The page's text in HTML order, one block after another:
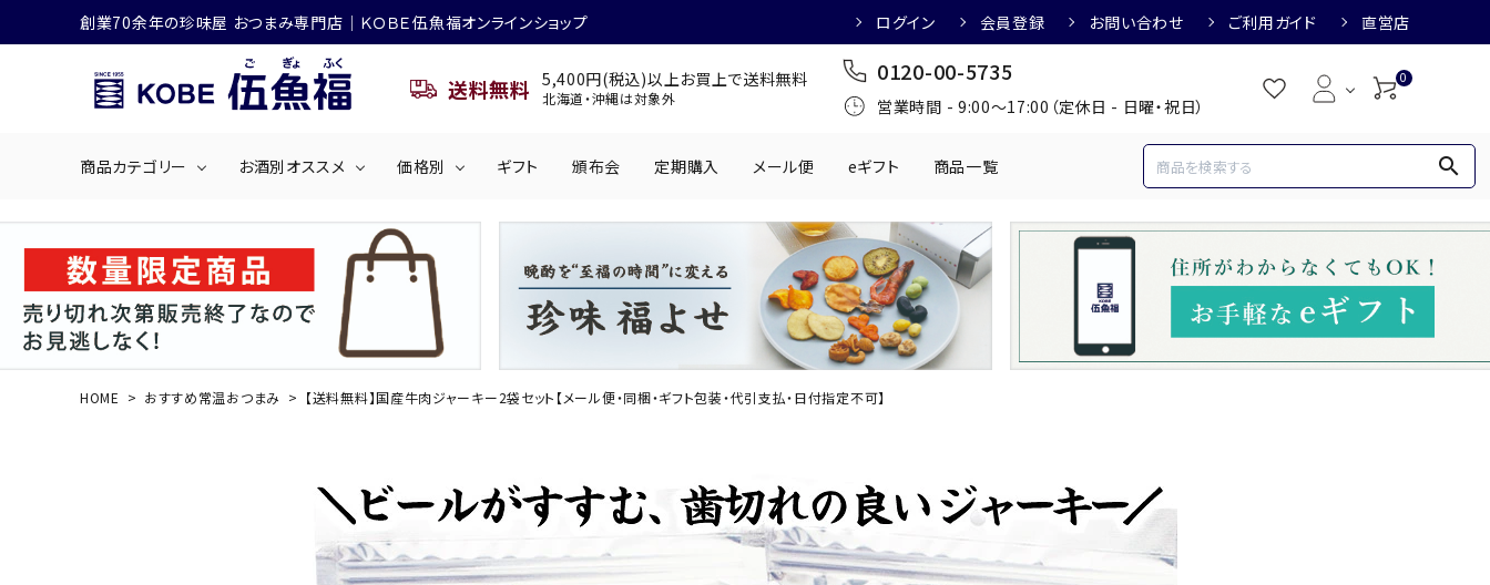
創業70余年の珍味屋 おつまみ専門店│ＫＯＢＥ伍魚福オンラインショップ ログイン 会員登録 お問い合わせ ご利用ガイド 直営店
送料無料 5,400円(税込)以上お買上で送料無料
北海道・沖縄は対象外
0120-00-5735
営業時間 - 9:00～17:00（定休日 - 日曜・祝日）
0
商品カテゴリー
くぎ煮 海産物 肉製品 乳製品 かわきもの
シリーズ 佃煮・ごはんのおとも
お酒別オススメ
ビールにおすすめ 日本酒におすすめ
価格別
501円～1,000円 1,001円～2,000円 2,001円～3,000円 3,001円～4,000円
4,001円～5,000円
ギフト 頒布会 定期購入 メール便 eギフト 商品一覧 search
search
ACCOUNT MENU
ようこそ ゲスト 様
ログイン 会員登録
HOME おすすめ常温おつまみ 【送料無料】国産牛肉ジャーキー2袋セット【メール便・同梱・ギフト包装・代引支払・日付指定不可】